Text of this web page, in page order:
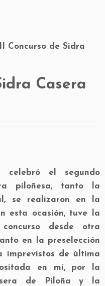
II Concurso de Sidra
Casera
el segundo
piloñesa, tanto la
se realizaron en la
esta ocasión, tuve la
desde otra
en la preselección
imprevistos de última
en mí, por la
de Piloña y la